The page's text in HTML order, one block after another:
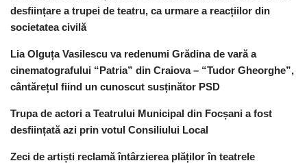
desființare a trupei de teatru, ca urmare a reacțiilor din
societatea civilă
Lia Olguța Vasilescu va redenumi Grădina de vară a
cinematografului “Patria” din Craiova – “Tudor Gheorghe”,
cântărețul fiind un cunoscut susținător PSD
Trupa de actori a Teatrului Municipal din Focșani a fost
desființată azi prin votul Consiliului Local
Zeci de artiști reclamă întârzierea plăților în teatrele